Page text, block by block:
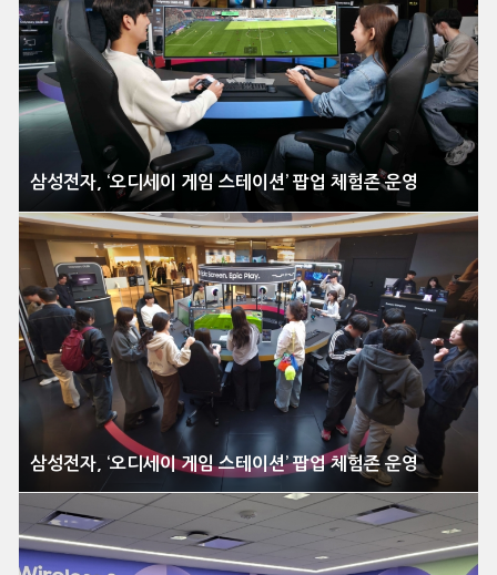
삼성전자, ‘오디세이 게임 스테이션’ 팝업 체험존 운영
삼성전자, ‘오디세이 게임 스테이션’ 팝업 체험존 운영